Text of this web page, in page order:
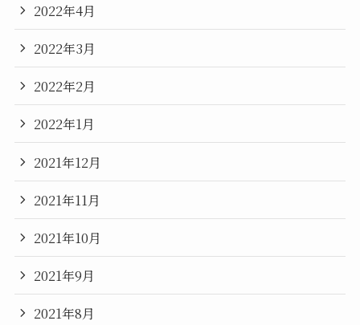
2022年4月
2022年3月
2022年2月
2022年1月
2021年12月
2021年11月
2021年10月
2021年9月
2021年8月